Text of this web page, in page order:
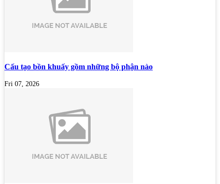
Cấu tạo bồn khuấy gồm những bộ phận nào
Fri 07, 2026